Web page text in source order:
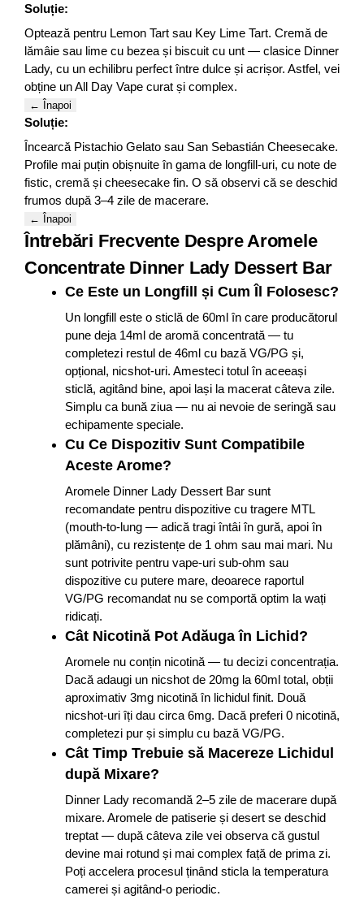
Soluție:
Optează pentru Lemon Tart sau Key Lime Tart. Cremă de
lămâie sau lime cu bezea și biscuit cu unt — clasice Dinner
Lady, cu un echilibru perfect între dulce și acrișor. Astfel, vei
obține un All Day Vape curat și complex.
← Înapoi
Soluție:
Încearcă Pistachio Gelato sau San Sebastián Cheesecake.
Profile mai puțin obișnuite în gama de longfill-uri, cu note de
fistic, cremă și cheesecake fin. O să observi că se deschid
frumos după 3–4 zile de macerare.
← Înapoi
Întrebări Frecvente Despre Aromele
Concentrate Dinner Lady Dessert Bar
Ce Este un Longfill și Cum Îl Folosesc?
Un longfill este o sticlă de 60ml în care producătorul
pune deja 14ml de aromă concentrată — tu
completezi restul de 46ml cu bază VG/PG și,
opțional, nicshot-uri. Amesteci totul în aceeași
sticlă, agitând bine, apoi lași la macerat câteva zile.
Simplu ca bună ziua — nu ai nevoie de seringă sau
echipamente speciale.​
Cu Ce Dispozitiv Sunt Compatibile
Aceste Arome?
Aromele Dinner Lady Dessert Bar sunt
recomandate pentru dispozitive cu tragere MTL
(mouth-to-lung — adică tragi întâi în gură, apoi în
plămâni), cu rezistențe de 1 ohm sau mai mari. Nu
sunt potrivite pentru vape-uri sub-ohm sau
dispozitive cu putere mare, deoarece raportul
VG/PG recomandat nu se comportă optim la wați
ridicați.​
Cât Nicotină Pot Adăuga în Lichid?
Aromele nu conțin nicotină — tu decizi concentrația.
Dacă adaugi un nicshot de 20mg la 60ml total, obții
aproximativ 3mg nicotină în lichidul finit. Două
nicshot-uri îți dau circa 6mg. Dacă preferi 0 nicotină,
completezi pur și simplu cu bază VG/PG.​
Cât Timp Trebuie să Macereze Lichidul
după Mixare?
Dinner Lady recomandă 2–5 zile de macerare după
mixare. Aromele de patiserie și desert se deschid
treptat — după câteva zile vei observa că gustul
devine mai rotund și mai complex față de prima zi.
Poți accelera procesul ținând sticla la temperatura
camerei și agitând-o periodic.